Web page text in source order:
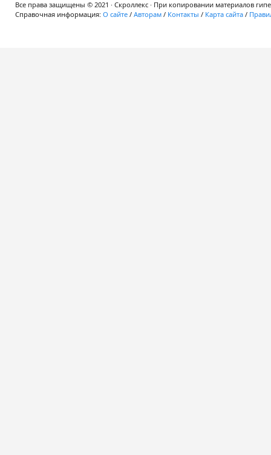
Все права защищены © 2021 · Скроллекс · При копировании материалов
Справочная информация: О сайте / Авторам / Контакты / Карта сайта /